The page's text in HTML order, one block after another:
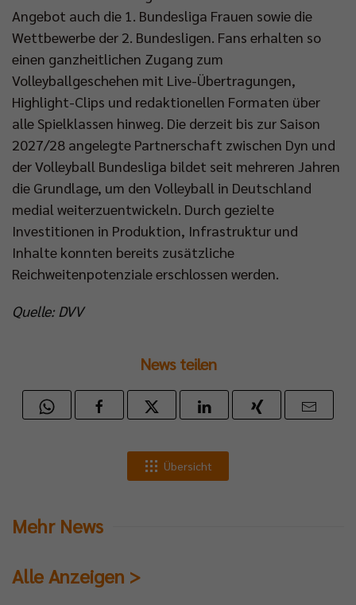
Angebot auch die 1. Bundesliga Frauen sowie die
Wettbewerbe der 2. Bundesligen. Fans erhalten so
einen ganzheitlichen Zugang zum
Volleyballgeschehen mit Live-Übertragungen,
Highlight-Clips und redaktionellen Formaten über
alle Spielklassen hinweg. Die derzeit bis zur Saison
2027/28 angelegte Partnerschaft zwischen Dyn und
der Volleyball Bundesliga bildet seit mehreren Jahren
die Grundlage, um den Volleyball in Deutschland
medial weiterzuentwickeln. Durch gezielte
Investitionen in Produktion, Infrastruktur und
Inhalte konnten bereits zusätzliche
Reichweitenpotenziale erschlossen werden.
Quelle: DVV
News teilen
Übersicht
Mehr News
Alle Anzeigen >